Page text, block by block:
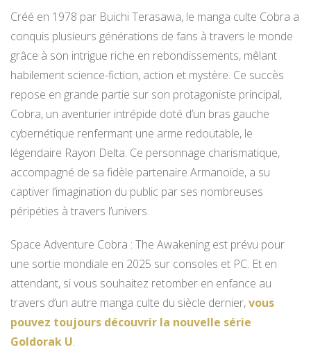
Créé en 1978 par Buichi Terasawa, le manga culte Cobra a
conquis plusieurs générations de fans à travers le monde
grâce à son intrigue riche en rebondissements, mêlant
habilement science-fiction, action et mystère. Ce succès
repose en grande partie sur son protagoniste principal,
Cobra, un aventurier intrépide doté d’un bras gauche
cybernétique renfermant une arme redoutable, le
légendaire Rayon Delta. Ce personnage charismatique,
accompagné de sa fidèle partenaire Armanoïde, a su
captiver l’imagination du public par ses nombreuses
péripéties à travers l’univers.
Space Adventure Cobra : The Awakening est prévu pour
une sortie mondiale en 2025 sur consoles et PC. Et en
attendant, si vous souhaitez retomber en enfance au
travers d’un autre manga culte du siècle dernier,vous
pouvez toujours découvrir la nouvelle série
Goldorak U.